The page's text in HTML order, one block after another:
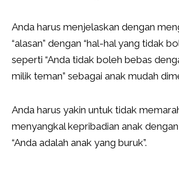
Anda harus menjelaskan dengan
“alasan” dengan “hal-hal yang tidak
seperti “Anda tidak boleh bebas
milik teman” sebagai anak mudah
Anda harus yakin untuk tidak
menyangkal kepribadian anak
“Anda adalah anak yang buruk”.